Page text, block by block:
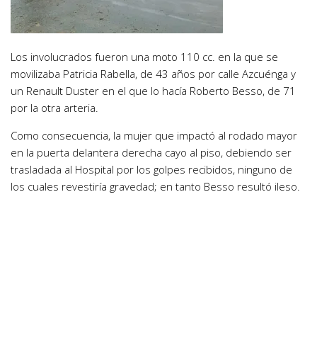
Los involucrados fueron una moto 110 cc. en la que se
movilizaba Patricia Rabella, de 43 años por calle Azcuénga y
un Renault Duster en el que lo hacía Roberto Besso, de 71
por la otra arteria.
Como consecuencia, la mujer que impactó al rodado mayor
en la puerta delantera derecha cayo al piso, debiendo ser
trasladada al Hospital por los golpes recibidos, ninguno de
los cuales revestiría gravedad; en tanto Besso resultó ileso.